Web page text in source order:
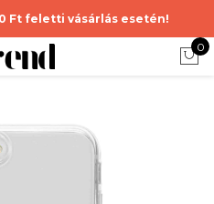
Ft feletti vásárlás esetén!
0